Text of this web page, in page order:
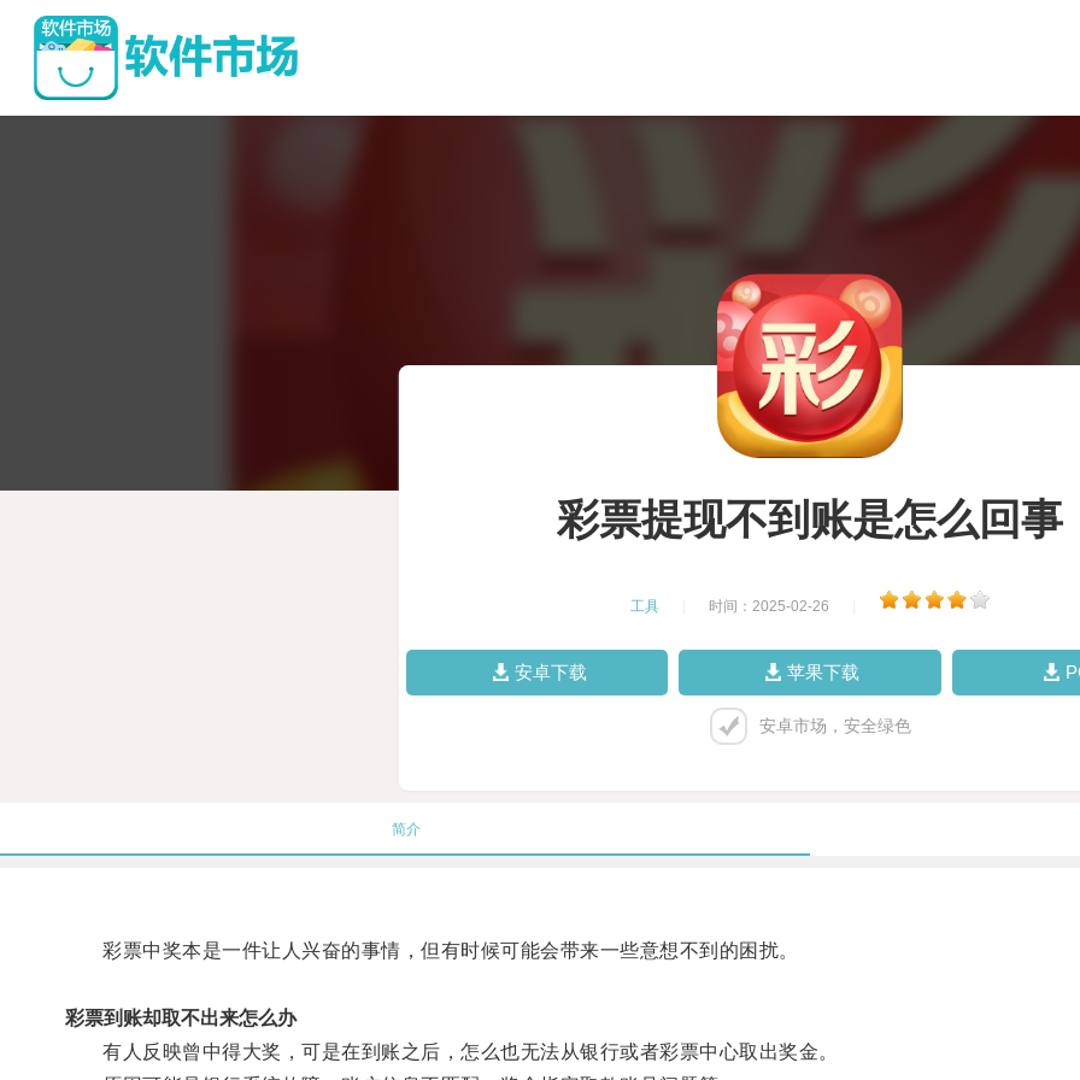
彩票提现不到账是怎么回事
工具 时间：2025-02-26
安卓下载 苹果下载
安卓市场，安全绿色
简介
彩票中奖本是一件让人兴奋的事情，但有时候可能会带来一些意想不到的困扰。
彩票到账却取不出来怎么办
有人反映曾中得大奖，可是在到账之后，怎么也无法从银行或者彩票中心取出奖金。